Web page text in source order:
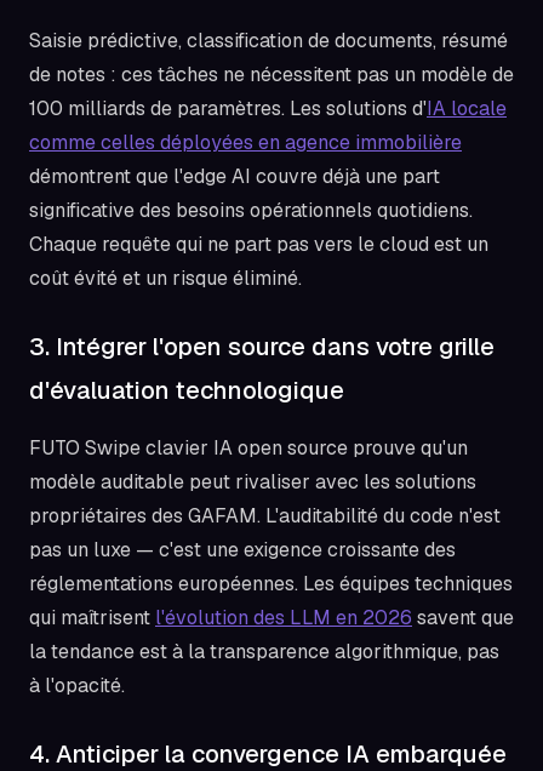
Saisie prédictive, classification de documents, résumé
de notes : ces tâches ne nécessitent pas un modèle de
100 milliards de paramètres. Les solutions d'IA locale
comme celles déployées en agence immobilière
démontrent que l'edge AI couvre déjà une part
significative des besoins opérationnels quotidiens.
Chaque requête qui ne part pas vers le cloud est un
coût évité et un risque éliminé.
3. Intégrer l'open source dans votre grille
d'évaluation technologique
FUTO Swipe clavier IA open source prouve qu'un
modèle auditable peut rivaliser avec les solutions
propriétaires des GAFAM. L'auditabilité du code n'est
pas un luxe — c'est une exigence croissante des
réglementations européennes. Les équipes techniques
qui maîtrisent l'évolution des LLM en 2026 savent que
la tendance est à la transparence algorithmique, pas
à l'opacité.
4. Anticiper la convergence IA embarquée